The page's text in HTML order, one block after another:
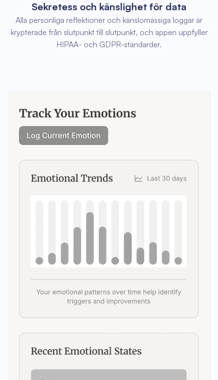
Sekretess och känslighet för data
Alla personliga reflektioner och känslomässiga loggar är
krypterade från slutpunkt till slutpunkt, och appen uppfyller
HIPAA- och GDPR-standarder.